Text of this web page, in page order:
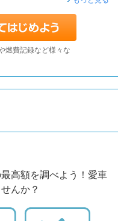
燃費記録など様々な
高額を調べよう！愛車
んか？